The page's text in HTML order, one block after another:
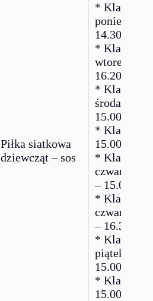
Piłka siatkowa
dziewcząt – sos
* Klasy 7-8
14.30 –
* Klasy 5-6
wtorek
16.20
* Klasy 4-5
środa 13.20
15.00
* Klasy 7
15.00 –
* Klasa 5-6
czwartek
– 15.00
* Klasa 7
czwartek
– 16.30
* Klasa 5-6
piątek
15.00
* Klasa 7
15.00 –